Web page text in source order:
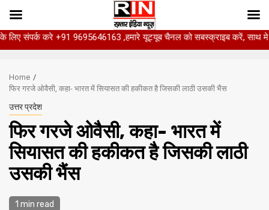
करे +91 9695646163 ,हमारे यूट्यूब चैनल को सबस्क्राइब करें, साथ मे हमारे
content
Home
फिर गरजे ओवैसी, कहा- भारत में सियासत की हकीकत है जिसकी लाठी उसकी भैंस
उत्तर प्रदेश
फिर गरजे ओवैसी, कहा- भारत में
सियासत की हकीकत है जिसकी लाठी
उसकी भैंस
1 min read